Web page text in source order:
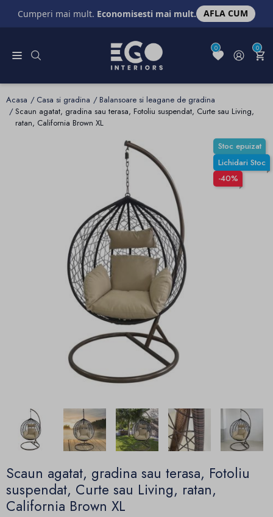
Cumperi mai mult. Economisesti mai mult. AFLA CUM
0 0
Acasa Casa si gradina
Balansoare si leagane de gradina
Scaun agatat, gradina sau terasa, Fotoliu suspendat, Curte sau Living,
ratan, California Brown XL
Stoc epuizat
Lichidari Stoc
-40%
Scaun agatat, gradina sau terasa, Fotoliu
suspendat, Curte sau Living, ratan,
California Brown XL